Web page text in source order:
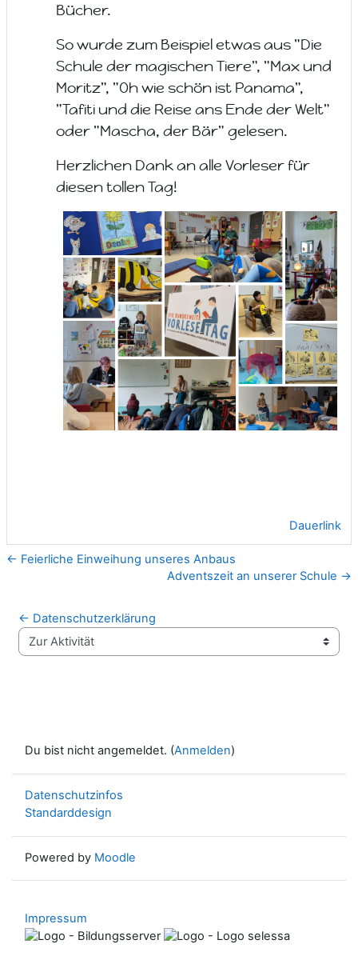
Bücher.
So wurde zum Beispiel etwas aus "Die
Schule der magischen Tiere", "Max und
Moritz", "Oh wie schön ist Panama",
"Tafiti und die Reise ans Ende der Welt"
oder "Mascha, der Bär" gelesen.
Herzlichen Dank an alle Vorleser für
diesen tollen Tag!
Dauerlink
← Feierliche Einweihung unseres Anbaus
Adventszeit an unserer Schule →
← Datenschutzerklärung
Zur Aktivität
Du bist nicht angemeldet. (Anmelden)
Datenschutzinfos
Standarddesign
Powered by Moodle
Impressum